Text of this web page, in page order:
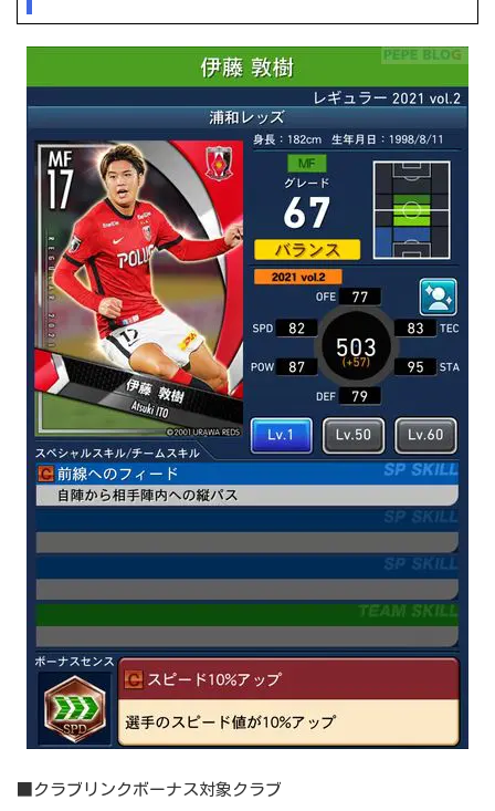
■クラブリンクボーナス対象クラブ